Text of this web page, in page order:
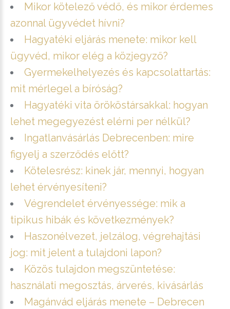
Mikor kötelező védő, és mikor érdemes
azonnal ügyvédet hívni?
Hagyatéki eljárás menete: mikor kell
ügyvéd, mikor elég a közjegyző?
Gyermekelhelyezés és kapcsolattartás:
mit mérlegel a bíróság?
Hagyatéki vita örököstársakkal: hogyan
lehet megegyezést elérni per nélkül?
Ingatlanvásárlás Debrecenben: mire
figyelj a szerződés előtt?
Kötelesrész: kinek jár, mennyi, hogyan
lehet érvényesíteni?
Végrendelet érvényessége: mik a
tipikus hibák és következmények?
Haszonélvezet, jelzálog, végrehajtási
jog: mit jelent a tulajdoni lapon?
Közös tulajdon megszüntetése:
használati megosztás, árverés, kivásárlás
Magánvád eljárás menete – Debrecen